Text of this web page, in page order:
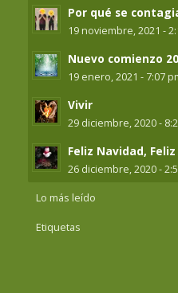
Por qué se
19 noviembre, 2021 -
Nuevo comienzo
19 enero, 2021 - 7:07
Vivir
29 diciembre, 2020 -
Feliz Navidad,
26 diciembre, 2020 -
Lo más leído
Etiquetas